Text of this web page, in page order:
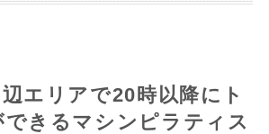
辺エリアで20時以降にト
できるマシンピラティス